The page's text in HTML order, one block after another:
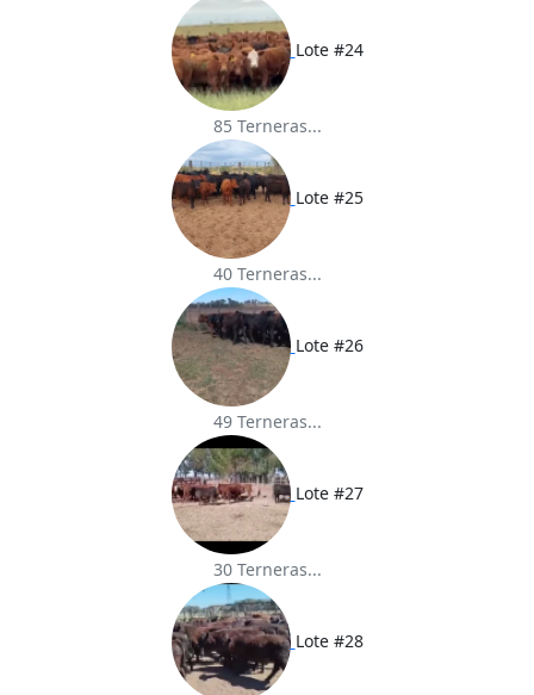
Lote #24
85 Terneras...
Lote #25
40 Terneras...
Lote #26
49 Terneras...
Lote #27
30 Terneras...
Lote #28